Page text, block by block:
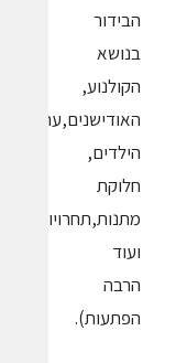
הבידור
בנושא
הקולנוע,
האודישנים,ערוץ
הילדים,
חלוקת
מתנות,תחרויות
ועוד
הרבה
הפתעות).